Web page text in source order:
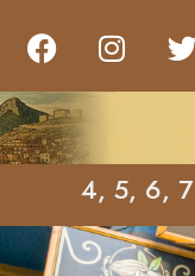
4, 5, 6, 7